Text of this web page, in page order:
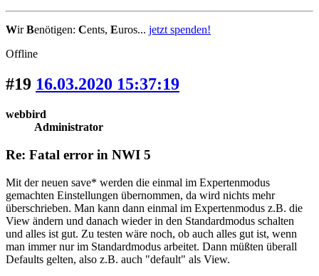
WirBenötigen: Cents, Euros... jetzt spenden!
Offline
#19 16.03.2020 15:37:19
webbird
Administrator
Re: Fatal error in NWI 5
Mit der neuen save* werden die einmal im Expertenmodus
gemachten Einstellungen übernommen, da wird nichts mehr
überschrieben. Man kann dann einmal im Expertenmodus z.B. die
View ändern und danach wieder in den Standardmodus schalten
und alles ist gut. Zu testen wäre noch, ob auch alles gut ist, wenn
man immer nur im Standardmodus arbeitet. Dann müßten überall
Defaults gelten, also z.B. auch "default" als View.